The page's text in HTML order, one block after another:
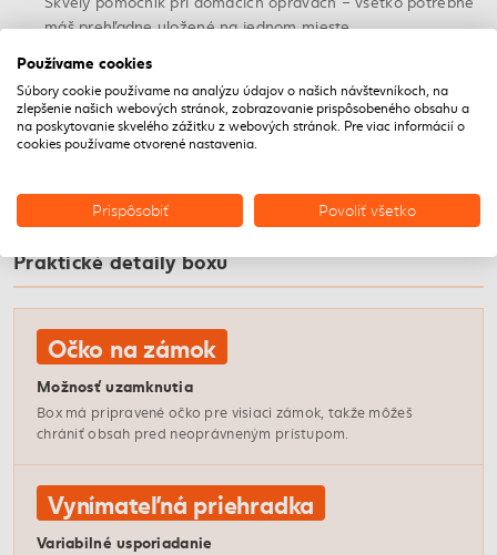
máš prehľadne uložené na jednom mieste.
Skladovanie v garáži
Box chráni obsah pred prachom a neporiadkom, hodí sa na
policu aj do skrine v dielni.
FUNKCIE
Praktické detaily boxu
Očko na zámok
Možnosť uzamknutia
Box má pripravené očko pre visiaci zámok, takže môžeš
chrániť obsah pred neoprávneným prístupom.
Vynímateľná priehradka
Variabilné usporiadanie
Používame cookies
Súbory cookie používame na analýzu údajov o našich návštevníkoch, na
zlepšenie našich webových stránok, zobrazovanie prispôsobeného obsahu a
na poskytovanie skvelého zážitku z webových stránok. Pre viac informácií o
cookies používame otvorené nastavenia.
Prispôsobiť Povoliť všetko